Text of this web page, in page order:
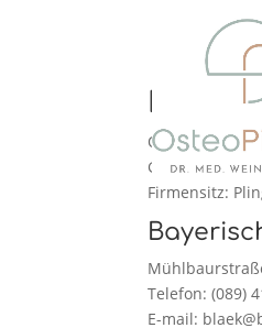
Osteopilates
Firmensitz:
Telefon: (089)
E-mail: